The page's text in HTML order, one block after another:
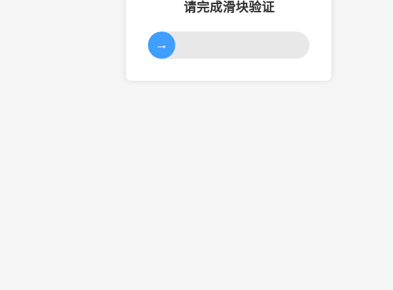
请完成滑块验证
→